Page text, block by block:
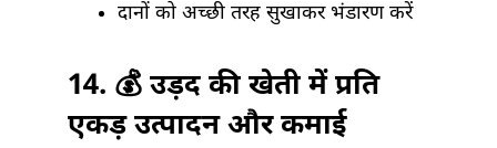
दानों को अच्छी तरह सुखाकर भंडारण करें
14. 💰 उड़द की खेती में प्रति
एकड़ उत्पादन और कमाई